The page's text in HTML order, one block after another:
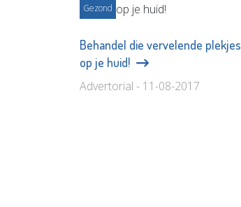
Gezond
Behandel die vervelende plekjes
op je huid!
Advertorial - 11-08-2017